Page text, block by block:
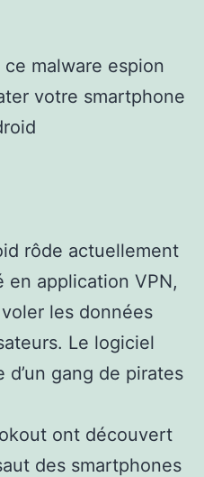
rôde actuellement
en application VPN,
les données
Le logiciel
gang de pirates
ont découvert
des smartphones